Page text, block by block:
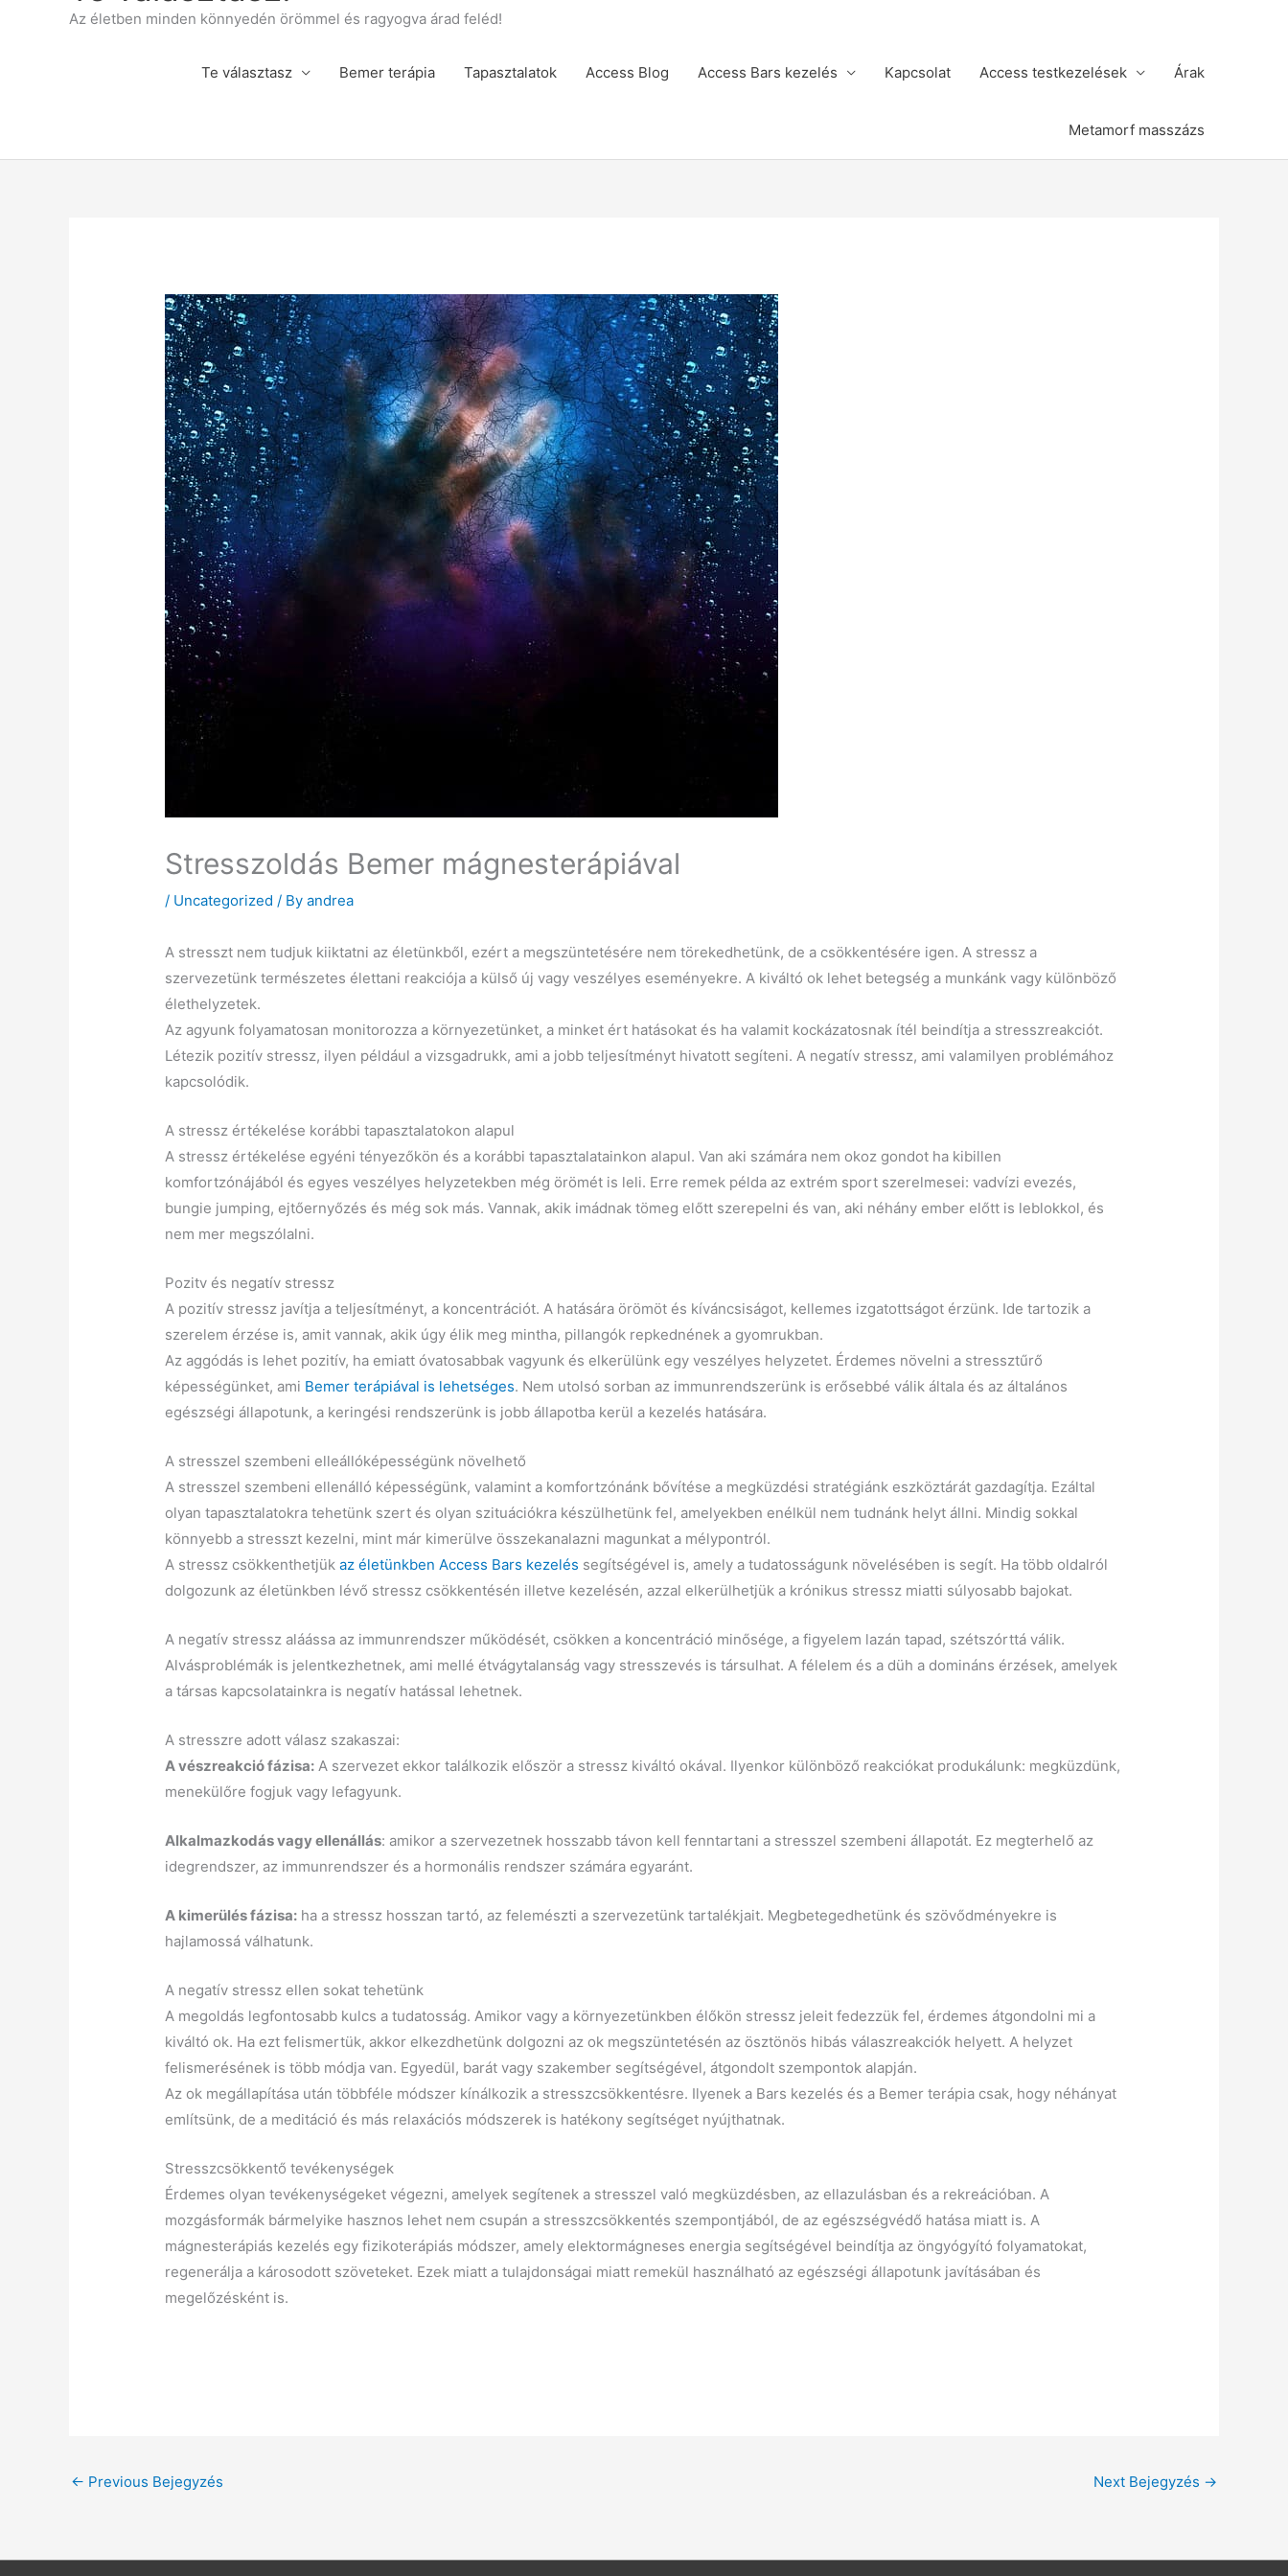
Az életben minden könnyedén örömmel és ragyogva árad feléd!
Te választasz Bemer terápia Tapasztalatok Access Blog Access Bars kezelés Kapcsolat Access testkezelések Árak
Metamorf masszázs
Stresszoldás Bemer mágnesterápiával
/ Uncategorized / Byandrea
A stresszt nem tudjuk kiiktatni az életünkből, ezért a megszüntetésére nem törekedhetünk, de a csökkentésére igen. A stressz a
szervezetünk természetes élettani reakciója a külső új vagy veszélyes eseményekre. A kiváltó ok lehet betegség a munkánk vagy különböző
élethelyzetek.
Az agyunk folyamatosan monitorozza a környezetünket, a minket ért hatásokat és ha valamit kockázatosnak ítél beindítja a stresszreakciót.
Létezik pozitív stressz, ilyen például a vizsgadrukk, ami a jobb teljesítményt hivatott segíteni. A negatív stressz, ami valamilyen problémához
kapcsolódik.
A stressz értékelése korábbi tapasztalatokon alapul
A stressz értékelése egyéni tényezőkön és a korábbi tapasztalatainkon alapul. Van aki számára nem okoz gondot ha kibillen
komfortzónájából és egyes veszélyes helyzetekben még örömét is leli. Erre remek példa az extrém sport szerelmesei: vadvízi evezés,
bungie jumping, ejtőernyőzés és még sok más. Vannak, akik imádnak tömeg előtt szerepelni és van, aki néhány ember előtt is leblokkol, és
nem mer megszólalni.
Pozitv és negatív stressz
A pozitív stressz javítja a teljesítményt, a koncentrációt. A hatására örömöt és kíváncsiságot, kellemes izgatottságot érzünk. Ide tartozik a
szerelem érzése is, amit vannak, akik úgy élik meg mintha, pillangók repkednének a gyomrukban.
Az aggódás is lehet pozitív, ha emiatt óvatosabbak vagyunk és elkerülünk egy veszélyes helyzetet. Érdemes növelni a stressztűrő
képességünket, ami Bemer terápiával is lehetséges. Nem utolsó sorban az immunrendszerünk is erősebbé válik általa és az általános
egészségi állapotunk, a keringési rendszerünk is jobb állapotba kerül a kezelés hatására.
A stresszel szembeni elleállóképességünk növelhető
A stresszel szembeni ellenálló képességünk, valamint a komfortzónánk bővítése a megküzdési stratégiánk eszköztárát gazdagítja. Ezáltal
olyan tapasztalatokra tehetünk szert és olyan szituációkra készülhetünk fel, amelyekben enélkül nem tudnánk helyt állni. Mindig sokkal
könnyebb a stresszt kezelni, mint már kimerülve összekanalazni magunkat a mélypontról.
A stressz csökkenthetjükaz életünkben Access Bars kezelés segítségével is, amely a tudatosságunk növelésében is segít. Ha több oldalról
dolgozunk az életünkben lévő stressz csökkentésén illetve kezelésén, azzal elkerülhetjük a krónikus stressz miatti súlyosabb bajokat.
A negatív stressz aláássa az immunrendszer működését, csökken a koncentráció minősége, a figyelem lazán tapad, szétszórttá válik.
Alvásproblémák is jelentkezhetnek, ami mellé étvágytalanság vagy stresszevés is társulhat. A félelem és a düh a domináns érzések, amelyek
a társas kapcsolatainkra is negatív hatással lehetnek.
A stresszre adott válasz szakaszai:
A vészreakció fázisa: A szervezet ekkor találkozik először a stressz kiváltó okával. Ilyenkor különböző reakciókat produkálunk: megküzdünk,
menekülőre fogjuk vagy lefagyunk.
Alkalmazkodás vagy ellenállás: amikor a szervezetnek hosszabb távon kell fenntartani a stresszel szembeni állapotát. Ez megterhelő az
idegrendszer, az immunrendszer és a hormonális rendszer számára egyaránt.
A kimerülés fázisa: ha a stressz hosszan tartó, az felemészti a szervezetünk tartalékjait. Megbetegedhetünk és szövődményekre is
hajlamossá válhatunk.
A negatív stressz ellen sokat tehetünk
A megoldás legfontosabb kulcs a tudatosság. Amikor vagy a környezetünkben élőkön stressz jeleit fedezzük fel, érdemes átgondolni mi a
kiváltó ok. Ha ezt felismertük, akkor elkezdhetünk dolgozni az ok megszüntetésén az ösztönös hibás válaszreakciók helyett. A helyzet
felismerésének is több módja van. Egyedül, barát vagy szakember segítségével, átgondolt szempontok alapján.
Az ok megállapítása után többféle módszer kínálkozik a stresszcsökkentésre. Ilyenek a Bars kezelés és a Bemer terápia csak, hogy néhányat
említsünk, de a meditáció és más relaxációs módszerek is hatékony segítséget nyújthatnak.
Stresszcsökkentő tevékenységek
Érdemes olyan tevékenységeket végezni, amelyek segítenek a stresszel való megküzdésben, az ellazulásban és a rekreációban. A
mozgásformák bármelyike hasznos lehet nem csupán a stresszcsökkentés szempontjából, de az egészségvédő hatása miatt is. A
mágnesterápiás kezelés egy fizikoterápiás módszer, amely elektormágneses energia segítségével beindítja az öngyógyító folyamatokat,
regenerálja a károsodott szöveteket. Ezek miatt a tulajdonságai miatt remekül használható az egészségi állapotunk javításában és
megelőzésként is.
← Previous Bejegyzés Next Bejegyzés →